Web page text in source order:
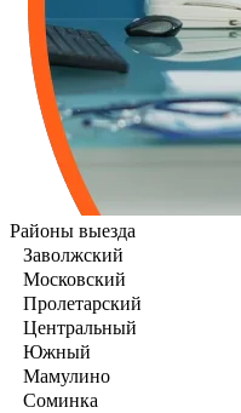
Районы выезда
Заволжский
Московский
Пролетарский
Центральный
Южный
Мамулино
Соминка